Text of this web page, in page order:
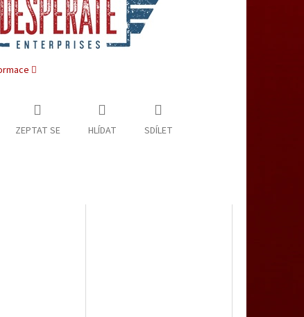
ZEPTAT SE HLÍDAT SDÍLET